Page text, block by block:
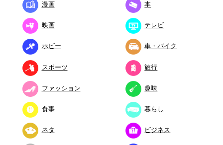
漫画 本
映画 テレビ
ホビー 車・バイク
スポーツ 旅行
ファッション 趣味
食事 暮らし
ネタ ビジネス